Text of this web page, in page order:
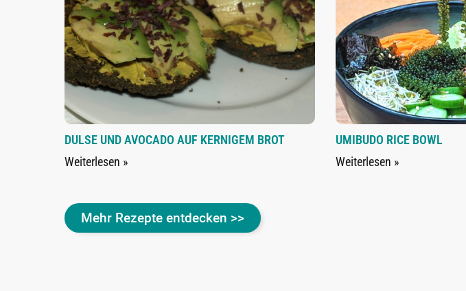
DULSE UND AVOCADO AUF KERNIGEM BROT
Weiterlesen »
UMIBUDO RICE BOWL
Weiterlesen »
Mehr Rezepte entdecken >>